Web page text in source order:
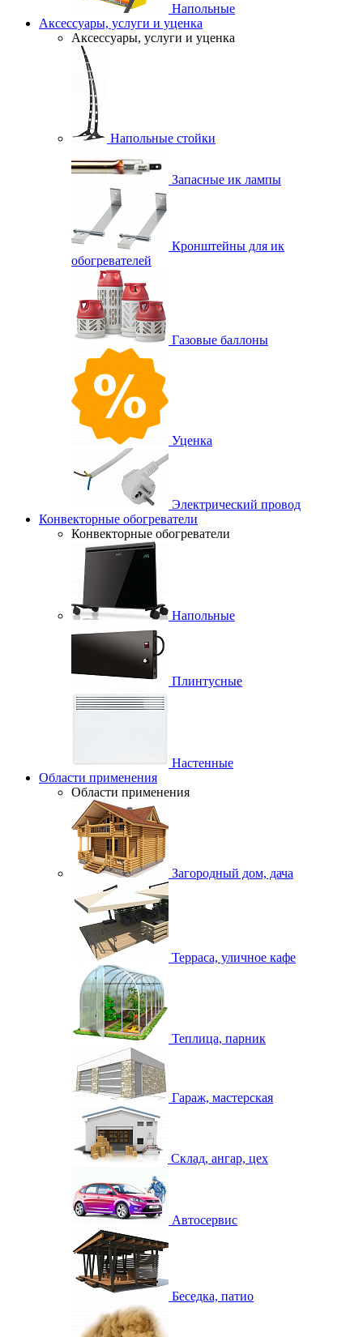
Напольные
Аксессуары, услуги и уценка
Аксессуары, услуги и уценка
Напольные стойки
Запасные ик лампы
Кронштейны для ик
обогревателей
Газовые баллоны
Уценка
Электрический провод
Конвекторные обогреватели
Конвекторные обогреватели
Напольные
Плинтусные
Настенные
Области применения
Области применения
Загородный дом, дача
Терраса, уличное кафе
Теплица, парник
Гараж, мастерская
Склад, ангар, цех
Автосервис
Беседка, патио